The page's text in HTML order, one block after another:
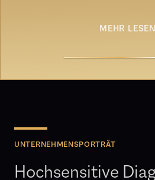
UNTERNEHMENSPORTRÄT
Hochsensitive
MEHR LESEN